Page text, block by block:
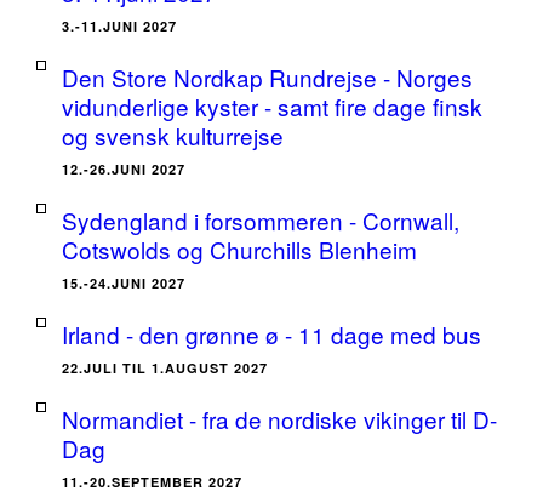
3.-11.JUNI 2027
Den Store Nordkap Rundrejse - Norges
vidunderlige kyster - samt fire dage finsk
og svensk kulturrejse
12.-26.JUNI 2027
Sydengland i forsommeren - Cornwall,
Cotswolds og Churchills Blenheim
15.-24.JUNI 2027
Irland - den grønne ø - 11 dage med bus
22.JULI TIL 1.AUGUST 2027
Normandiet - fra de nordiske vikinger til D-
Dag
11.-20.SEPTEMBER 2027